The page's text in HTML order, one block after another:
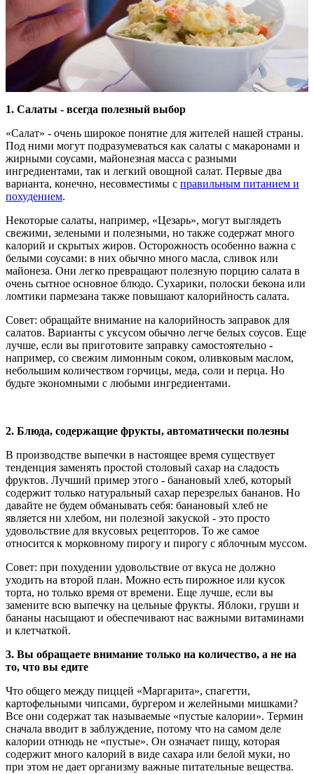
1. Салаты - всегда полезный выбор
«Салат» - очень широкое понятие для жителей нашей страны.
Под ними могут подразумеваться как салаты с макаронами и
жирными соусами, майонезная масса с разными
ингредиентами, так и легкий овощной салат. Первые два
варианта, конечно, несовместимы с правильным питанием и
похудением.
Некоторые салаты, например, «Цезарь», могут выглядеть
свежими, зелеными и полезными, но также содержат много
калорий и скрытых жиров. Осторожность особенно важна с
белыми соусами: в них обычно много масла, сливок или
майонеза. Они легко превращают полезную порцию салата в
очень сытное основное блюдо. Сухарики, полоски бекона или
ломтики пармезана также повышают калорийность салата.
Совет: обращайте внимание на калорийность заправок для
салатов. Варианты с уксусом обычно легче белых соусов. Еще
лучше, если вы приготовите заправку самостоятельно -
например, со свежим лимонным соком, оливковым маслом,
небольшим количеством горчицы, меда, соли и перца. Но
будьте экономными с любыми ингредиентами.
2. Блюда, содержащие фрукты, автоматически полезны
В производстве выпечки в настоящее время существует
тенденция заменять простой столовый сахар на сладость
фруктов. Лучший пример этого - банановый хлеб, который
содержит только натуральный сахар перезрелых бананов. Но
давайте не будем обманывать себя: банановый хлеб не
является ни хлебом, ни полезной закуской - это просто
удовольствие для вкусовых рецепторов. То же самое
относится к морковному пирогу и пирогу с яблочным муссом.
Совет: при похудении удовольствие от вкуса не должно
уходить на второй план. Можно есть пирожное или кусок
торта, но только время от времени. Еще лучше, если вы
замените всю выпечку на цельные фрукты. Яблоки, груши и
бананы насыщают и обеспечивают нас важными витаминами
и клетчаткой.
3. Вы обращаете внимание только на количество, а не на
то, что вы едите
Что общего между пиццей «Маргарита», спагетти,
картофельными чипсами, бургером и желейными мишками?
Все они содержат так называемые «пустые калории». Термин
сначала вводит в заблуждение, потому что на самом деле
калории отнюдь не «пустые». Он означает пищу, которая
содержит много калорий в виде сахара или белой муки, но
при этом не дает организму важные питательные вещества.